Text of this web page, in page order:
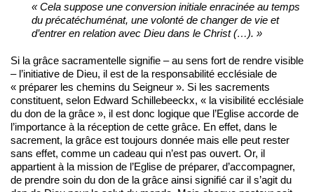
«Cela suppose une conversion initiale enracinée au temps
du précatéchuménat, une volonté de changer de vie et
d’entrer en relation avec Dieu dans le Christ (…). »
Si la grâce sacramentelle signifie – au sens fort de rendre visible
– l’initiative de Dieu, il est de la responsabilité ecclésiale de
« préparer les chemins du Seigneur ». Si les sacrements
constituent, selon Edward Schillebeeckx, « la visibilité ecclésiale
du don de la grâce », il est donc logique que l’Eglise accorde de
l’importance à la réception de cette grâce. En effet, dans le
sacrement, la grâce est toujours donnée mais elle peut rester
sans effet, comme un cadeau qui n’est pas ouvert. Or, il
appartient à la mission de l’Eglise de préparer, d’accompagner,
de prendre soin du don de la grâce ainsi signifié car il s’agit du